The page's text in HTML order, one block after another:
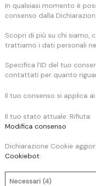
In qualsiasi momento è
consenso dalla
Scopri di più su chi siamo,
trattiamo i dati personali
Specifica l’ID del tuo
contattati per quanto
Il tuo consenso si applica
Il tuo stato attuale: Rifiuta.
Modifica consenso
Dichiarazione Cookie
Cookiebot:
Necessari (4)